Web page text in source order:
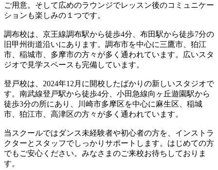
ご用意。そして広めのラウンジでレッスン後のコミュニケー
ションも楽しみの１つです。
調布校は、京王線調布駅から徒歩4分、布田駅から徒歩7分の
旧甲州街道沿いにあります。調布市を中心に三鷹市、狛江
市、稲城市、多摩市の方々が多く通われています。広いスタ
ジオで見学スペースも完備しています。
登戸校は、2024年12月に開校したばかりの新しいスタジオで
す。南武線登戸駅から徒歩4分、小田急線向ヶ丘遊園駅から
徒歩3分の所にあり、川崎市多摩区を中心に麻生区、稲城
市、狛江市、高津区の方々が多く通われています。
当スクールではダンス未経験者や初心者の方を、インストラ
クターとスタッフでしっかりサポートします。はじめての方
でもご安心ください。みなさまのご来校お待ちしておりま
す。